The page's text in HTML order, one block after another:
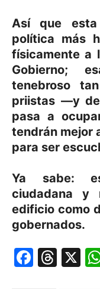
Así que
política más
físicamente a
Gobierno;
tenebroso
priistas —y
pasa a
tendrán mejor
para ser
Ya sabe:
ciudadana y
edificio como
gobernados.
X